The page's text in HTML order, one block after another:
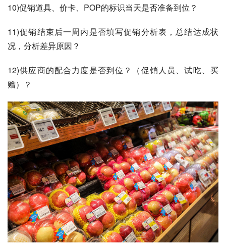
10)促销道具、价卡、POP的标识当天是否准备到位？
11)促销结束后一周内是否填写促销分析表，总结达成状
况，分析差异原因？
12)供应商的配合力度是否到位？（促销人员、试吃、买
赠）？